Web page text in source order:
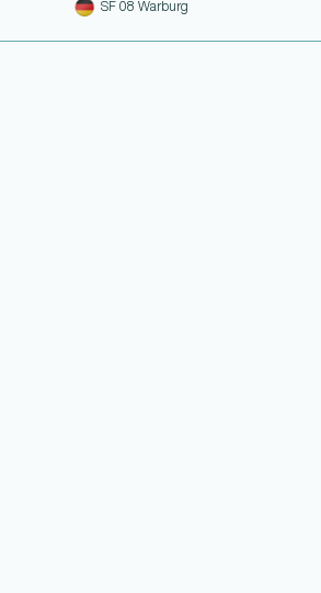
SF 08 Warburg